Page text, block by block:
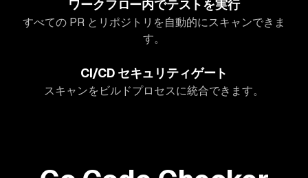
ワークフロー内でテストを実行
すべての PR とリポジトリを自動的にスキャンできま
す。
CI/CD セキュリティゲート
スキャンをビルドプロセスに統合できます。